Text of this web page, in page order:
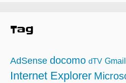
Tag
AdSense docomo dTV Gmail
Internet Explorer